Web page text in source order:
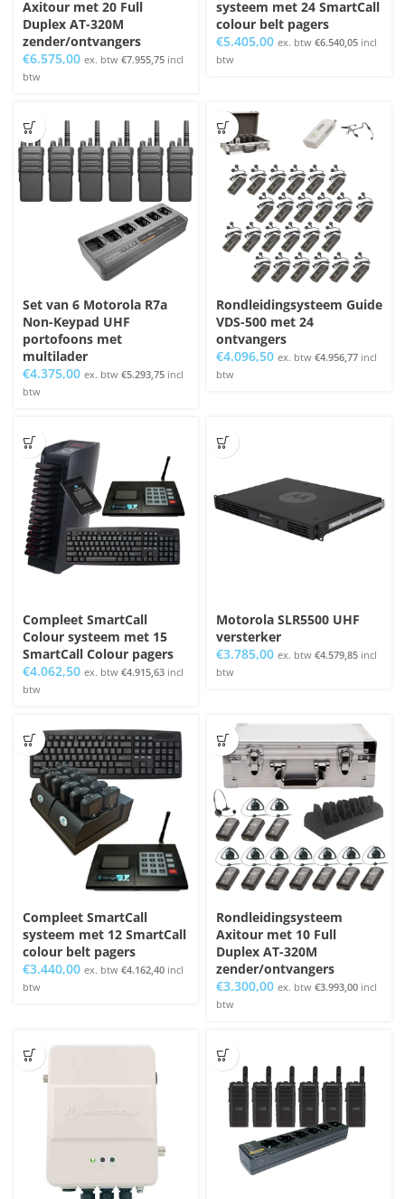
Axitour met 20 Full
Duplex AT-320M
zender/ontvangers
€6.575,00 ex. btw €7.955,75 incl
btw
systeem met 24 SmartCall
colour belt pagers
€5.405,00 ex. btw €6.540,05 incl
btw
Set van 6 Motorola R7a
Non-Keypad UHF
portofoons met
multilader
€4.375,00 ex. btw €5.293,75 incl
btw
Rondleidingsysteem Guide
VDS-500 met 24
ontvangers
€4.096,50 ex. btw €4.956,77 incl
btw
Compleet SmartCall
Colour systeem met 15
SmartCall Colour pagers
€4.062,50 ex. btw €4.915,63 incl
btw
Motorola SLR5500 UHF
versterker
€3.785,00 ex. btw €4.579,85 incl
btw
Compleet SmartCall
systeem met 12 SmartCall
colour belt pagers
€3.440,00 ex. btw €4.162,40 incl
btw
Rondleidingsysteem
Axitour met 10 Full
Duplex AT-320M
zender/ontvangers
€3.300,00 ex. btw €3.993,00 incl
btw